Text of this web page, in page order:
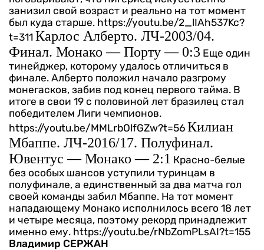
занизил свой возраст и реально на тот момент
был куда старше. https://youtu.be/2_lIAh537Kc?
t=311 Карлос Алберто. ЛЧ-2003/04.
Финал. Монако — Порту — 0:3 Еще один
тинейджер, которому удалось отличиться в
финале. Алберто положил начало разгрому
монегасков, забив под конец первого тайма. В
итоге в свои 19 с половиной лет бразилец стал
победителем Лиги чемпионов.
https://youtu.be/MMLrbOlfGZw?t=56 Килиан
Мбаппе. ЛЧ-2016/17. Полуфинал.
Ювентус — Монако — 2:1 Красно-белые
без особых шансов уступили туринцам в
полуфинале, а единственный за два матча гол
своей команды забил Мбаппе. На тот момент
нападающему Монако исполнилось всего 18 лет
и четыре месяца, поэтому рекорд принадлежит
именно ему. https://youtu.be/rNbZomPLsAI?t=155
Владимир СЕРЖАН